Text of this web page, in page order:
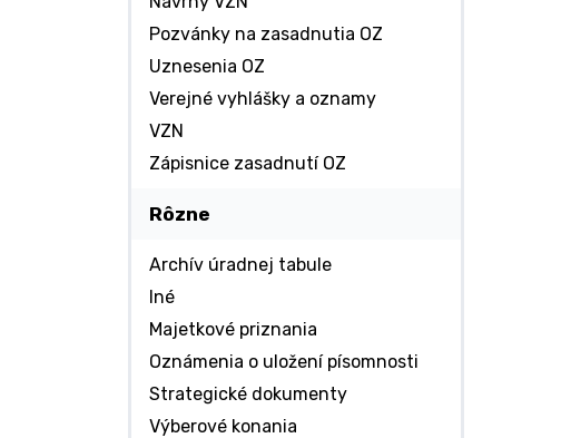
Pozvánky na zasadnutia OZ
Uznesenia OZ
Verejné vyhlášky a oznamy
VZN
Zápisnice zasadnutí OZ
Rôzne
Archív úradnej tabule
Iné
Majetkové priznania
Oznámenia o uložení písomnosti
Strategické dokumenty
Výberové konania